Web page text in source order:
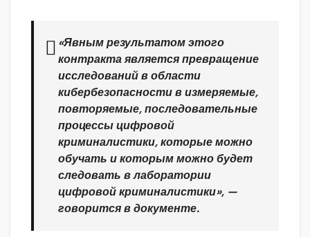
«Явным результатом этого
контракта является превращение
исследований в области
кибербезопасности в измеряемые,
повторяемые, последовательные
процессы цифровой
криминалистики, которые можно
обучать и которым можно будет
следовать в лаборатории
цифровой криминалистики», —
говорится в документе.